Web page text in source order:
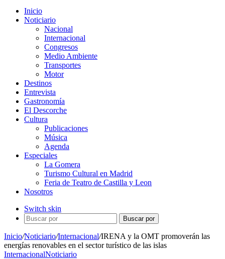
Inicio
Noticiario
Nacional
Internacional
Congresos
Medio Ambiente
Transportes
Motor
Destinos
Entrevista
Gastronomía
El Descorche
Cultura
Publicaciones
Música
Agenda
Especiales
La Gomera
Turismo Cultural en Madrid
Feria de Teatro de Castilla y Leon
Nosotros
Switch skin
Buscar por
Inicio/Noticiario/Internacional/IRENA y la OMT promoverán las
energías renovables en el sector turístico de las islas
InternacionalNoticiario